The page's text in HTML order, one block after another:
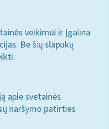
veikimui ir įgalina
Be šių slapukų
apie svetainės
naršymo patirties